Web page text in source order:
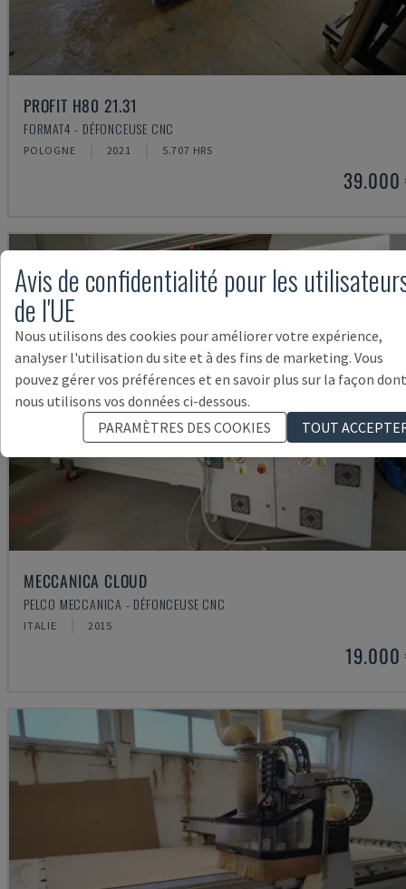
PROFIT H80 21.31
FORMAT4 - DÉFONCEUSE CNC
POLOGNE 2021 5.707 HRS
39.000
MECCANICA CLOUD
PELCO MECCANICA - DÉFONCEUSE CNC
ITALIE 2015
19.000
Avis de confidentialité pour les
de l'UE
Nous utilisons des cookies pour améliorer votre expérience,
analyser l'utilisation du site et à des fins de marketing. Vous
pouvez gérer vos préférences et en savoir plus sur la façon dont
nous utilisons vos données ci-dessous.
PARAMÈTRES DES COOKIES
TOUT